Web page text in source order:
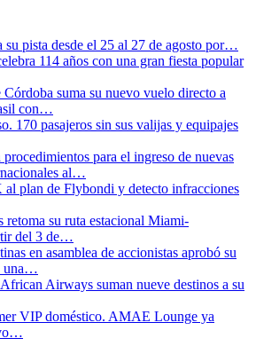
su pista desde el 25 al 27 de agosto por…
114 años con una gran fiesta popular
suma su nuevo vuelo directo a
con…
170 pasajeros sin sus valijas y equipajes
para el ingreso de nuevas
al…
plan de Flybondi y detecto infracciones
retoma su ruta estacional Miami-
del 3 de…
en asamblea de accionistas aprobó su
una…
Airways suman nueve destinos a su
VIP doméstico. AMAE Lounge ya